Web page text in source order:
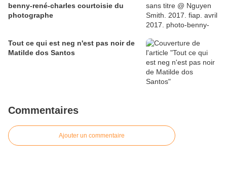
benny-rené-charles courtoisie du
photographe
Tout ce qui est neg n'est pas noir de
Matilde dos Santos
Commentaires
Ajouter un commentaire